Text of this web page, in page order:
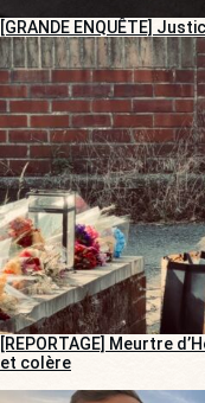
[GRANDE ENQUÊTE]
[REPORTAGE] Meurtre
et colère